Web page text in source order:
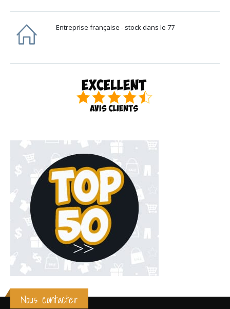
Entreprise française - stock dans le 77
Nous contacter